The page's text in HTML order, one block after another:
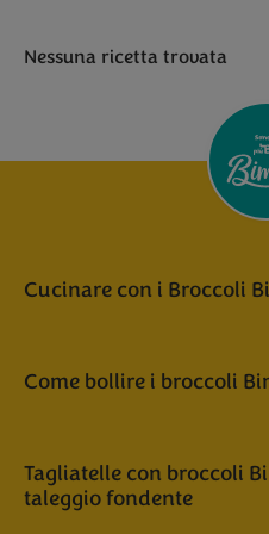
Nessuna ricetta trovata
Cucinare con i Broccoli
Come bollire i broccoli
Tagliatelle con broccoli
taleggio fondente